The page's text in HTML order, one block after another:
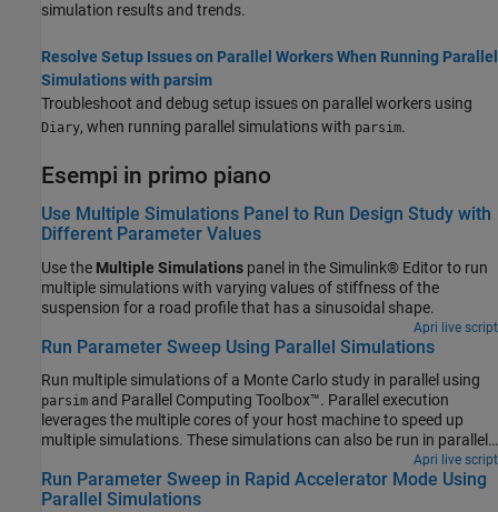
simulation results and trends.
Resolve Setup Issues on Parallel Workers When Running Parallel
Simulations with parsim
Troubleshoot and debug setup issues on parallel workers using
Diary, when running parallel simulations with parsim.
Esempi in primo piano
Use Multiple Simulations Panel to Run Design Study with
Different Parameter Values
Use the Multiple Simulations panel in the Simulink® Editor to run
multiple simulations with varying values of stiffness of the
suspension for a road profile that has a sinusoidal shape.
Apri live script
Run Parameter Sweep Using Parallel Simulations
Run multiple simulations of a Monte Carlo study in parallel using
parsim and Parallel Computing Toolbox™. Parallel execution
leverages the multiple cores of your host machine to speed up
multiple simulations. These simulations can also be run in parallel
on compute clusters using MATLAB® Parallel Server™. If you do
not have Parallel Computing Toolbox or MATLAB Parallel Server,
the simulations in this example run serially.
Apri live script
Run Parameter Sweep in Rapid Accelerator Mode Using
Parallel Simulations